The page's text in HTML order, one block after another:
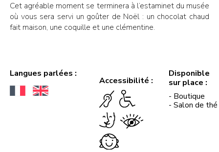
Cet agréable moment se terminera à l’estaminet du musée
où vous sera servi un goûter de Noël : un chocolat chaud
fait maison, une coquille et une clémentine.
Langues parlées :
Accessibilité :
Disponible
sur place :
- Boutique
- Salon de thé